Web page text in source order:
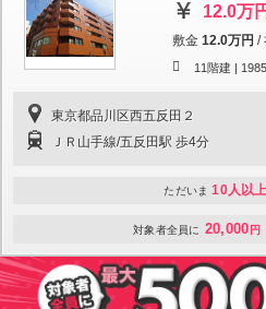
12.0万
敷金 12.0万円 /
11階建 |
東京都品川区西五反田２
ＪＲ山手線/五反田駅 歩4分
ただいま 10人以上
対象者全員に 20,000 円